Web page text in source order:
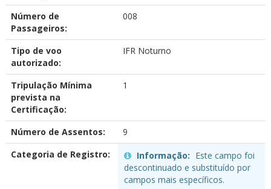
Número de
Passageiros:
008
Tipo de voo
autorizado:
IFR Noturno
Tripulação Mínima
prevista na
Certificação:
1
Número de Assentos:
9
Categoria de Registro:
Informação: Este campo foi
descontinuado e substituído por
campos mais específicos.